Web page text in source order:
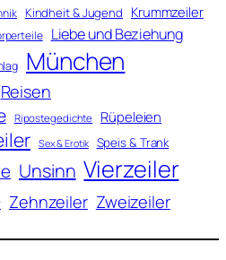
Kindheit & Jugend Krummzeiler
Liebe und Beziehung
München
Reisen
Ripostegedichte Rüpeleien
Sex & Erotik Speis & Trank
Unsinn Vierzeiler
Zehnzeiler Zweizeiler